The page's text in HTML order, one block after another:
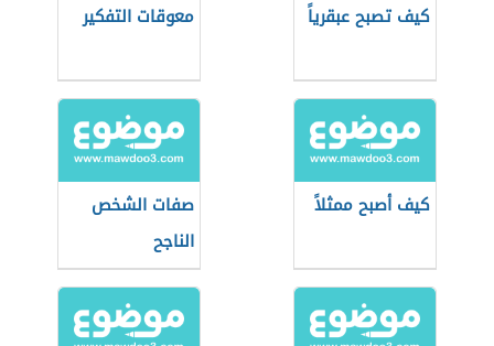
كيف تصبح عبقرياً معوقات التفكير
كيف أصبح ممثلاً
صفات الشخص
الناجح